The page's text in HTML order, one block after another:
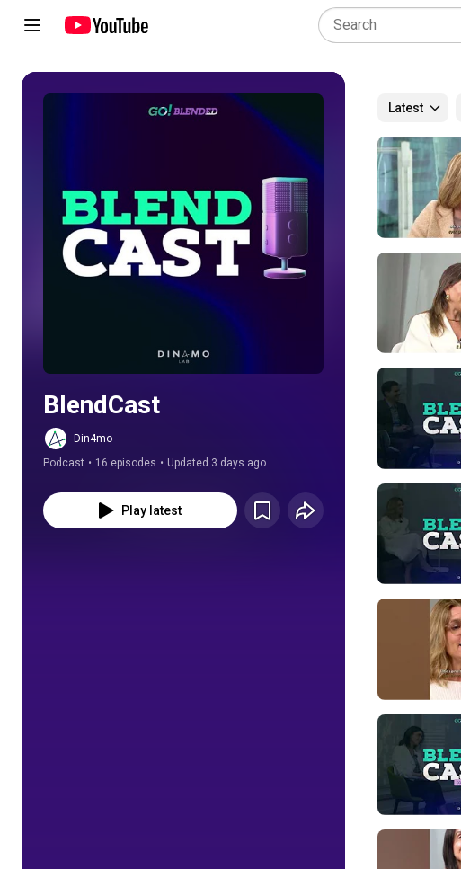
Play all
BlendCast
Din4mo
Podcast • 16 episodes • Updated 3 days ago
Play latest
Latest